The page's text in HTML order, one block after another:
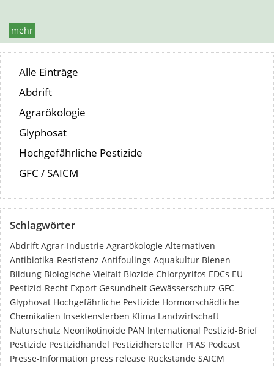
mehr
Alle Einträge
Abdrift
Agrarökologie
Glyphosat
Hochgefährliche Pestizide
GFC / SAICM
Schlagwörter
Abdrift Agrar-Industrie Agrarökologie Alternativen
Antibiotika-Restistenz Antifoulings Aquakultur Bienen
Bildung Biologische Vielfalt Biozide Chlorpyrifos EDCs EU
Pestizid-Recht Export Gesundheit Gewässerschutz GFC
Glyphosat Hochgefährliche Pestizide Hormonschädliche
Chemikalien Insektensterben Klima Landwirtschaft
Naturschutz Neonikotinoide PAN International Pestizid-Brief
Pestizide Pestizidhandel Pestizidhersteller PFAS Podcast
Presse-Information press release Rückstände SAICM